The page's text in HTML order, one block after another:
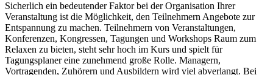
Sicherlich ein bedeutender Faktor bei der Organisation Ihrer
Veranstaltung ist die Möglichkeit, den Teilnehmern Angebote zur
Entspannung zu machen. Teilnehmern von Veranstaltungen,
Konferenzen, Kongressen, Tagungen und Workshops Raum zum
Relaxen zu bieten, steht sehr hoch im Kurs und spielt für
Tagungsplaner eine zunehmend große Rolle. Managern,
Vortragenden, Zuhörern und Ausbildern wird viel abverlangt. Bei